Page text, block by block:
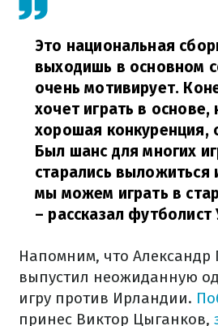
Это национальная
выходишь в основном
очень мотивирует.
хочет играть в основе,
хорошая конкуренция,
Был шанс для многих
старались выложиться
мы можем играть в
– рассказал
Напомним, что Александр
выпустил неожиданную
игру против Ирландии.
принес Виктор Цыганков,